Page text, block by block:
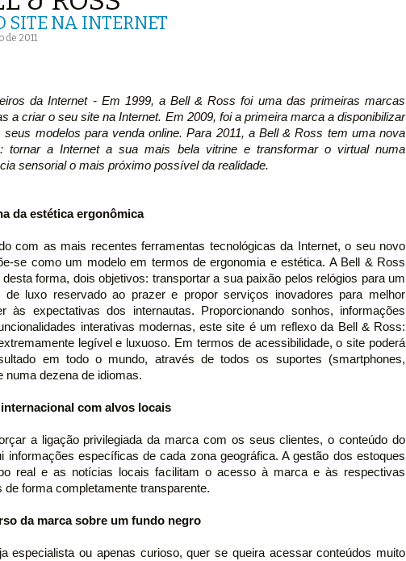
SITE NA INTERNET
de 2011
da Internet - Em 1999, a Bell & Ross foi uma das primeiras marcas
a criar o seu site na Internet. Em 2009, foi a primeira marca a disponibilizar
seus modelos para venda online. Para 2011, a Bell & Ross tem uma nova
tornar a Internet a sua mais bela vitrine e transformar o virtual numa
sensorial o mais próximo possível da realidade.
da estética ergonômica
com as mais recentes ferramentas tecnológicas da Internet, o seu novo
se como um modelo em termos de ergonomia e estética. A Bell & Ross
forma, dois objetivos: transportar a sua paixão pelos relógios para um
de luxo reservado ao prazer e propor serviços inovadores para melhor
às expectativas dos internautas. Proporcionando sonhos, informações
interativas modernas, este site é um reflexo da Bell & Ross:
legível e luxuoso. Em termos de acessibilidade, o site poderá
em todo o mundo, através de todos os suportes (smartphones,
numa dezena de idiomas.
com alvos locais
a ligação privilegiada da marca com os seus clientes, o conteúdo do
informações específicas de cada zona geográfica. A gestão dos estoques
real e as notícias locais facilitam o acesso à marca e às respectivas
de forma completamente transparente.
da marca sobre um fundo negro
especialista ou apenas curioso, quer se queira acessar conteúdos muito